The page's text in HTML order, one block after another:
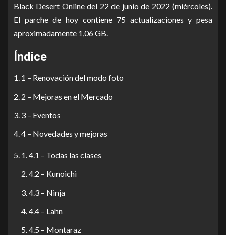
Black Desert Online del 22 de junio de 2022 (miércoles).
El parche de hoy contiene 75 actualizaciones y pesa
aproximadamente 1,06 GB.
Índice
1 – Renovación del modo foto
2 – Mejoras en el Mercado
3 – Eventos
4 – Novedades y mejoras
4.1 – Todas las clases
4.2 – Kunoichi
4.3 – Ninja
4.4 – Lahn
4.5 – Montaraz